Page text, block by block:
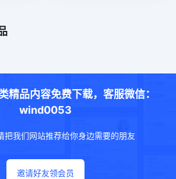
精品内容免费下载，客服微信：
wind0053
把我们网站推荐给你身边需要的朋友
邀请好友领会员